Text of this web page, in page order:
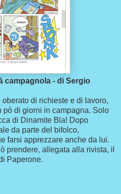
campagnola - di Sergio
di richieste e di lavoro,
di giorni in campagna. Solo
di Dinamite Bla! Dopo
da parte del bifolco,
farsi apprezzare anche da lui.
prendere, allegata alla rivista, il
Paperone.